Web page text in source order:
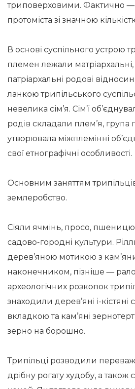
триповерховими. Фактично —
протоміста зі значною
В основі суспільного устрою
племен лежали матріархальні,
патріархальні родові
ланкою трипільського
невелика сім’я. Сім’ї
родів складали плем’я, група
утворювала міжплемінні
свої етнографічні особливості.
Основним заняттям
землеробство.
Сіяли ячмінь, просо,
садово-городні культури.
дерев’яною мотикою з
наконечником, пізніше —
археологічних розкопок
знаходили дерев’яні і-
вкладкою та кам’яні
зерно на борошно.
Трипільці розводили
дрібну рогату худобу, а також